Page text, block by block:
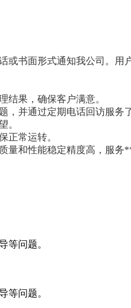
书面形式通知我公司。用
结果，确保客户满意。
并通过定期电话回访服
。
正常运转。
质量和性能稳定精度高，
等问题。
等问题。